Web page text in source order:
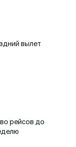
вылет
рейсов до